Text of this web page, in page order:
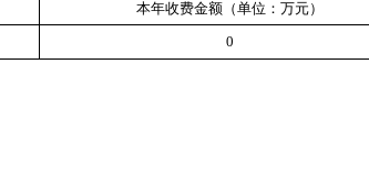
本年收费金额（单位：万元）
0